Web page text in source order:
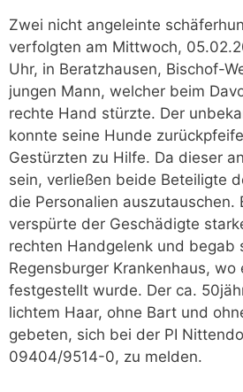
Zwei nicht angeleinte
verfolgten am Mittwoch,
Uhr, in Beratzhausen, Bischof-
jungen Mann, welcher beim
rechte Hand stürzte. Der
konnte seine Hunde
Gestürzten zu Hilfe. Da dieser
sein, verließen beide Beteiligte
die Personalien auszutauschen.
verspürte der Geschädigte
rechten Handgelenk und begab
Regensburger Krankenhaus, wo
festgestellt wurde. Der ca.
lichtem Haar, ohne Bart und
gebeten, sich bei der PI
09404/9514-0, zu melden.